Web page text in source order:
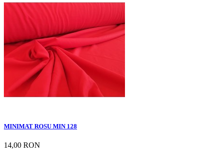
MINIMAT ROSU MIN 128
14,00 RON